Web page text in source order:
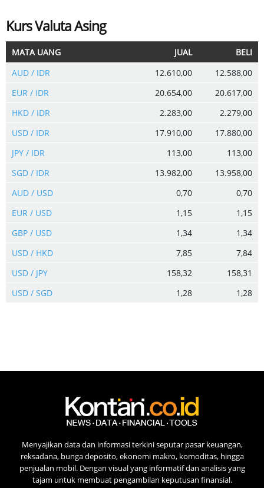
Kurs Valuta Asing
MATA UANG JUAL
BELI
AUD / IDR
12.610,00
12.588,00
EUR / IDR
20.654,00
20.617,00
HKD / IDR
2.283,00
2.279,00
USD / IDR
17.910,00
17.880,00
JPY / IDR
113,00
113,00
SGD / IDR
13.982,00
13.958,00
AUD / USD
0,70
0,70
EUR / USD
1,15
1,15
GBP / USD
1,34
1,34
USD / HKD
7,85
7,84
USD / JPY
158,32
158,31
USD / SGD
1,28 1,28
Menyajikan data dan informasi terkini seputar pasar keuangan,
reksadana, bunga deposito, ekonomi makro, komoditas, hingga
penjualan mobil. Dengan visual yang informatif dan analisis yang
tajam untuk membuat pengambilan keputusan finansial.